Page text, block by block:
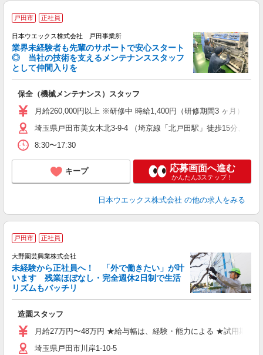
戸田市 正社員
日本ウエックス株式会社 戸田事業所
業界未経験者も先輩のサポートで安心スタート
◎ 当社の技術を支えるメンテナンススタッフ
として仲間入りを
保全（機械メンテナンス）スタッフ
月給260,000円以上 ※研修中 時給1,400円（研修期間3 ヶ月）
埼玉県戸田市美女木北3-9-4 （埼京線「北戸田駅」徒歩15分、武
8:30〜17:30
キープ 応募画面へ進む
かんたん3ステップ！
日本ウエックス株式会社 の他の求人をみる
戸田市 正社員
大野園芸興業株式会社
未経験から正社員へ！ 「外で働きたい」が叶
います 残業ほぼなし・完全週休2日制で生活
リズムもバッチリ
造園スタッフ
月給27万円〜48万円 ★給与幅は、経験・能力による ★試用期間3
埼玉県戸田市川岸1-10-5